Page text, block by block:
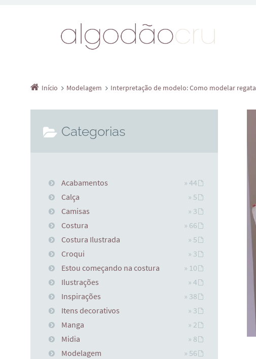
Início Modelagem Interpretação de modelo: Como modelar regata
Categorias
Acabamentos
» 44
Calça
» 5
Camisas
» 3
Costura
» 66
Costura Ilustrada
» 5
Croqui
» 3
Estou começando na costura
» 10
Ilustrações
» 4
Inspirações
» 38
Itens decorativos
» 3
Manga
» 2
Midia
» 8
Modelagem
» 56